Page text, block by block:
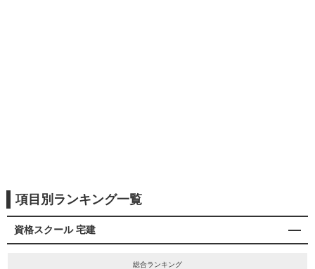
項目別ランキング一覧
資格スクール 宅建
総合ランキング